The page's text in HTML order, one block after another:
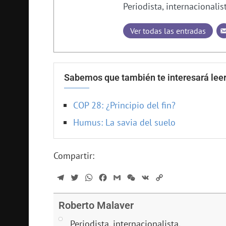
Periodista,
Ver todas las entradas
Sabemos que también te interesará
COP 28: ¿Principio del fin?
Humus: La savia del suelo
Compartir:
TelegramTwitterWhatsApp
Facebook
GmailWeChat
VK
Roberto Malaver
Periodista, internacionalista.